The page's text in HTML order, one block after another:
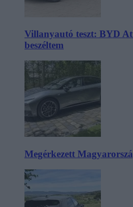
Villanyautó teszt: BYD
beszéltem
Megérkezett